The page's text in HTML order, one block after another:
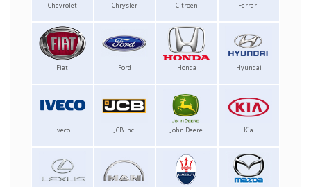
Chevrolet Chrysler Citroen Ferrari
Fiat Ford Honda Hyundai
Iveco JCB Inc. John Deere Kia